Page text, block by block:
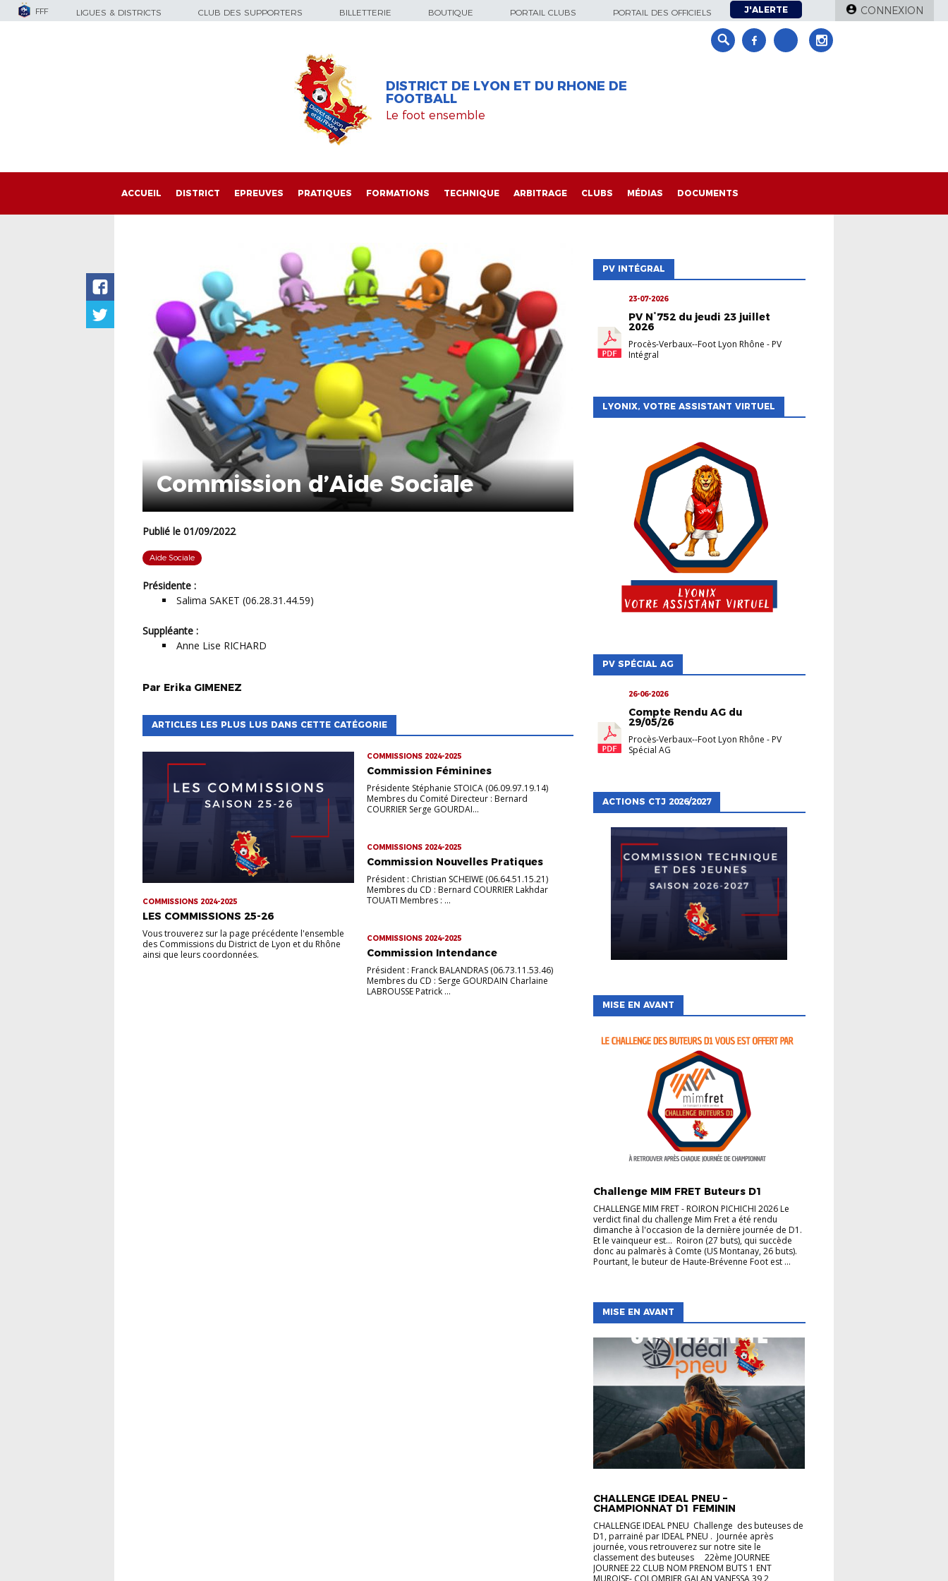
FFF LIGUES & DISTRICTS CLUB DES SUPPORTERS BILLETTERIE BOUTIQUE PORTAIL CLUBS PORTAIL DES OFFICIELS J'ALERTE CONNEXION
DISTRICT DE LYON ET DU RHONE DE
FOOTBALL
Le foot ensemble
ACCUEIL DISTRICT EPREUVES PRATIQUES FORMATIONS TECHNIQUE ARBITRAGE CLUBS MÉDIAS DOCUMENTS
Commission d’Aide Sociale
Publié le 01/09/2022
Aide Sociale
Présidente :
Salima SAKET (06.28.31.44.59)
Suppléante :
Anne Lise RICHARD
Par Erika GIMENEZ
ARTICLES LES PLUS LUS DANS CETTE CATÉGORIE
COMMISSIONS 2024-2025
LES COMMISSIONS 25-26
Vous trouverez sur la page précédente l'ensemble
des Commissions du District de Lyon et du Rhône
ainsi que leurs coordonnées.
COMMISSIONS 2024-2025
Commission Féminines
Présidente Stéphanie STOICA (06.09.97.19.14)
Membres du Comité Directeur : Bernard
COURRIER Serge GOURDAI...
COMMISSIONS 2024-2025
Commission Nouvelles Pratiques
Président : Christian SCHEIWE (06.64.51.15.21)
Membres du CD : Bernard COURRIER Lakhdar
TOUATI Membres : ...
COMMISSIONS 2024-2025
Commission Intendance
Président : Franck BALANDRAS (06.73.11.53.46)
Membres du CD : Serge GOURDAIN Charlaine
LABROUSSE Patrick ...
PV INTÉGRAL
23-07-2026
PV N°752 du jeudi 23 juillet
2026
Procès-Verbaux--Foot Lyon Rhône - PV
Intégral
LYONIX, VOTRE ASSISTANT VIRTUEL
PV SPÉCIAL AG
26-06-2026
Compte Rendu AG du
29/05/26
Procès-Verbaux--Foot Lyon Rhône - PV
Spécial AG
ACTIONS CTJ 2026/2027
MISE EN AVANT
Challenge MIM FRET Buteurs D1
CHALLENGE MIM FRET - ROIRON PICHICHI 2026 Le
verdict final du challenge Mim Fret a été rendu
dimanche à l'occasion de la dernière journée de D1.
Et le vainqueur est... Roiron (27 buts), qui succède
donc au palmarès à Comte (US Montanay, 26 buts).
Pourtant, le buteur de Haute-Brévenne Foot est ...
MISE EN AVANT
CHALLENGE IDEAL PNEU –
CHAMPIONNAT D1 FEMININ
CHALLENGE IDEAL PNEU Challenge des buteuses de
D1, parrainé par IDEAL PNEU . Journée après
journée, vous retrouverez sur notre site le
classement des buteuses 22ème JOURNEE
JOURNEE 22 CLUB NOM PRENOM BUTS 1 ENT
MUROISE- COLOMBIER GALAN VANESSA 39 2